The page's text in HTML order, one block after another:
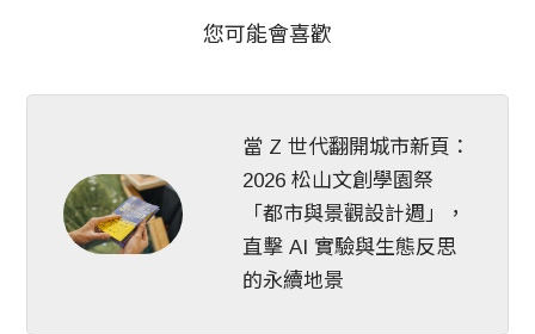
您可能會喜歡
當 Z 世代翻開城市新頁：
2026 松山文創學園祭
「都市與景觀設計週」，
直擊 AI 實驗與生態反思
的永續地景